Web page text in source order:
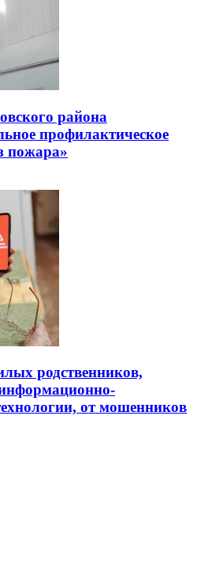
района
профилактическое
пожара»
родственников,
от мошенников